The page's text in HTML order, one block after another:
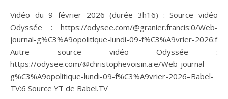
Vidéo du 9 février 2026 (durée 3h16) : Source vidéo
Odyssée : https://odysee.com/@granier.francis:0/Web-
journal-g%C3%A9opolitique-lundi-09-f%C3%A9vrier-2026:f
Autre source vidéo Odyssée :
https://odysee.com/@christophevoisin.a:e/Web-journal-
g%C3%A9opolitique-lundi-09-f%C3%A9vrier-2026–Babel-
TV:6 Source YT de Babel.TV